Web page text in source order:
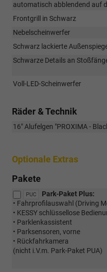
automatisch abblendend auf
Frontgrill in Schwarz
Nebelscheinwerfer
Schwarz lackierte
Schwarze Details an
Voll-LED-Scheinwerfer
Räder & Technik
16" Alufelgen "PROXIMA -
Optionale Extras
Pakete
PUC
Park-Paket Plus:
• Fahrprofilauswahl (Driving
• KESSY schlüssellose
• Parklenkassistent
• Parksensoren, vorne
• Rückfahrkamera
(nicht i.V.m. Park-Paket PUA)